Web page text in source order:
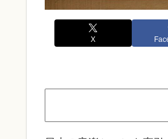
X